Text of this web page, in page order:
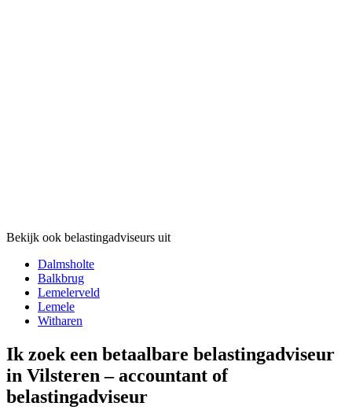
Bekijk ook belastingadviseurs uit
Dalmsholte
Balkbrug
Lemelerveld
Lemele
Witharen
Ik zoek een betaalbare belastingadviseur
in Vilsteren – accountant of
belastingadviseur